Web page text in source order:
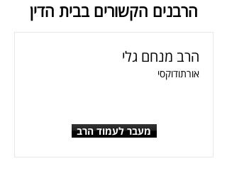
הרבנים הקשורים בבית הדין
הרב מנחם גלי
אורתודוקסי
מעבר לעמוד הרב